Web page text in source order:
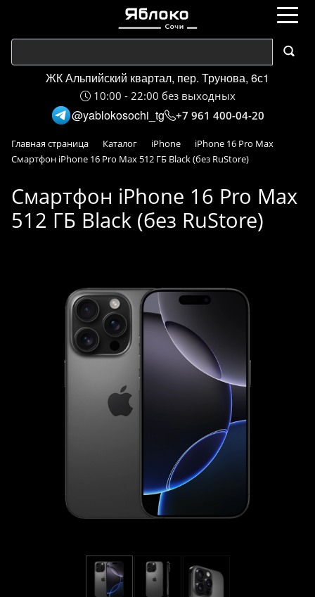
ЖК Альпийский квартал, пер. Трунова, 6с1
10:00 - 22:00 без выходных
@yablokosochi_tg +7 961 400-04-20
Главная страница Каталог iPhone
iPhone 16 Pro Max
Смартфон iPhone 16 Pro Max 512 ГБ Black (без RuStore)
Смартфон iPhone 16 Pro Max
512 ГБ Black (без RuStore)